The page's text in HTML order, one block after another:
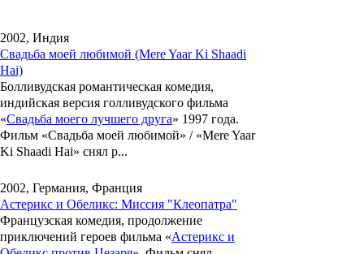
2002, Индия
Свадьба моей любимой (Mere Yaar Ki Shaadi
Hai)
Болливудская романтическая комедия,
индийская версия голливудского фильма
«Свадьба моего лучшего друга» 1997 года.
Фильм «Свадьба моей любимой» / «Mere Yaar
Ki Shaadi Hai» снял р...
2002, Германия, Франция
Астерикс и Обеликс: Миссия "Клеопатра"
Французская комедия, продолжение
приключений героев фильма «Астерикс и